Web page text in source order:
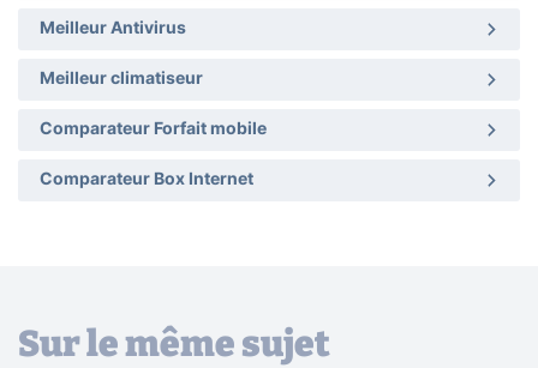
Meilleur Antivirus
Meilleur climatiseur
Comparateur Forfait mobile
Comparateur Box Internet
Sur le même sujet